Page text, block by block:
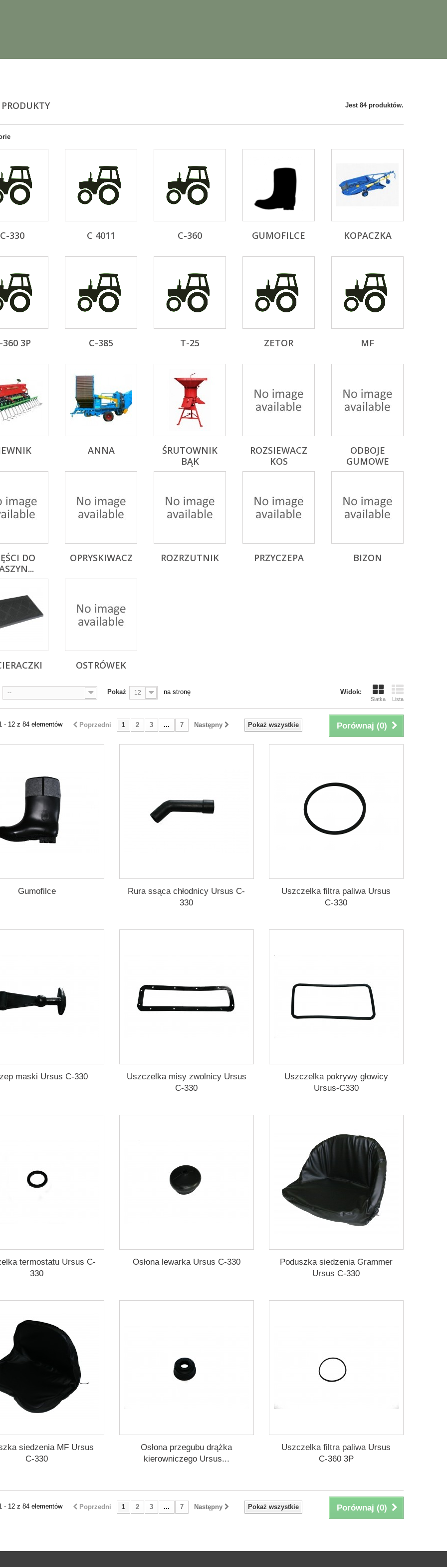
Jest 84 produktów.
C-330 C 4011 C-360 GUMOFILCE KOPACZKA
360 3P C-385 T-25 ZETOR MF
ANNA
ŚRUTOWNIK
BĄK
ROZSIEWACZ
KOS
ODBOJE
GUMOWE
DO
OPRYSKIWACZ ROZRZUTNIK PRZYCZEPA BIZON
OSTRÓWEK
Widok:
Siatka Lista
-- Pokaż 12 na stronę
Porównaj (0)
Pokaż wszystkie
Poprzedni 1 2 3 ... 7 Następny
- 12 z 84 elementów
Gumofilce
Rura ssąca chłodnicy Ursus C-
330
Uszczelka filtra paliwa Ursus
C-330
maski Ursus C-330
Uszczelka misy zwolnicy Ursus
C-330
Uszczelka pokrywy głowicy
Ursus-C330
termostatu Ursus C-
330
Osłona lewarka Ursus C-330
Poduszka siedzenia Grammer
Ursus C-330
siedzenia MF Ursus
C-330
Osłona przegubu drążka
kierowniczego Ursus...
Uszczelka filtra paliwa Ursus
C-360 3P
Porównaj (0)
Pokaż wszystkie
Poprzedni 1 2 3 ... 7 Następny
- 12 z 84 elementów